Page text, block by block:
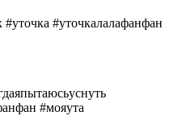
#уточка #уточкалалафанфан
#мояута